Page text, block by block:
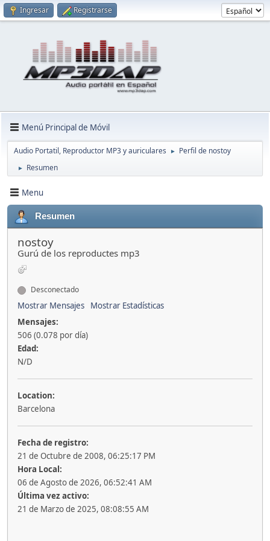
Ingresar Registrarse
Menú Principal de Móvil
Audio Portatil, Reproductor MP3 y auriculares ► Perfil de nostoy
► Resumen
Menu
Resumen
nostoy
Gurú de los reproductes mp3
Desconectado
Mostrar Mensajes
Mostrar Estadísticas
Mensajes:
506 (0.078 por día)
Edad:
N/D
Location:
Barcelona
Fecha de registro:
21 de Octubre de 2008, 06:25:17 PM
Hora Local:
06 de Agosto de 2026, 06:52:41 AM
Última vez activo:
21 de Marzo de 2025, 08:08:55 AM